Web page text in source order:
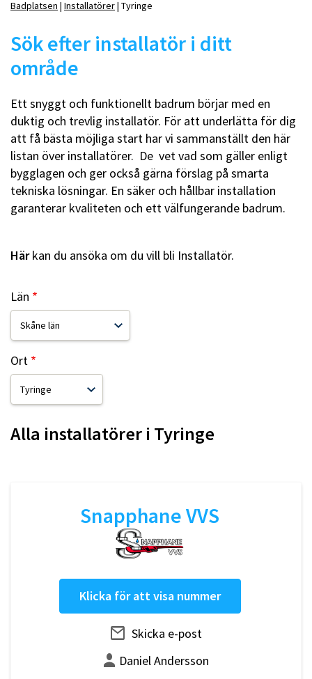
Badplatsen Installatörer Tyringe
Sök efter installatör i ditt
område
Ett snyggt och funktionellt badrum börjar med en
duktig och trevlig installatör. För att underlätta för dig
att få bästa möjliga start har vi sammanställt den här
listan över installatörer. De vet vad som gäller enligt
bygglagen och ger också gärna förslag på smarta
tekniska lösningar. En säker och hållbar installation
garanterar kvaliteten och ett välfungerande badrum.
Härkan du ansöka om du vill bli Installatör.
Län
Ort
Alla installatörer i Tyringe
Snapphane VVS
Klicka för att visa nummer
Skicka e-post
Daniel Andersson